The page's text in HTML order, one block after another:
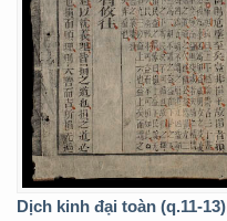
Dịch kinh đại toàn (q.11-13)